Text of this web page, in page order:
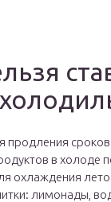
продления сроков
в холоде
охлаждения
лимонады,